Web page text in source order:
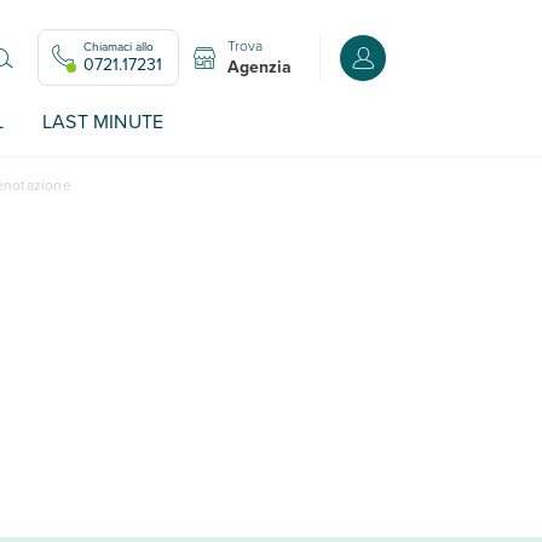
Chiamaci allo
0721.17231
Trova
Agenzia Accedi o registrati
LAST MINUTE